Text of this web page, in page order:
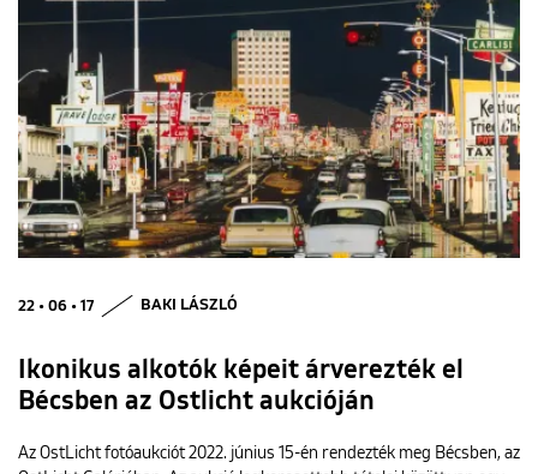
22 • 06 • 17 BAKI LÁSZLÓ
Ikonikus alkotók képeit árverezték el
Bécsben az Ostlicht aukcióján
Az OstLicht fotóaukciót 2022. június 15-én rendezték meg Bécsben, az